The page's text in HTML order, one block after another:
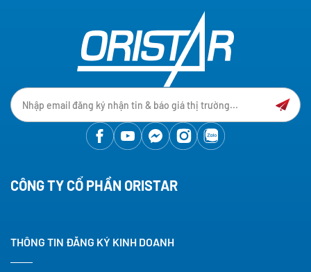
CÔNG TY CỔ PHẦN ORISTAR
THÔNG TIN ĐĂNG KÝ KINH DOANH